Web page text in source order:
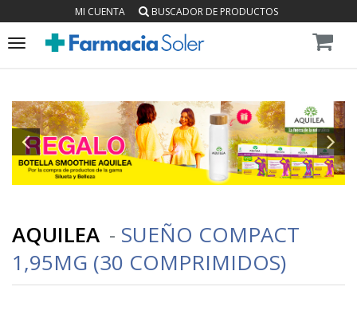
MI CUENTA BUSCADOR DE PRODUCTOS
Toggle
AQUILEA - SUEÑO COMPACT
1,95MG (30 COMPRIMIDOS)